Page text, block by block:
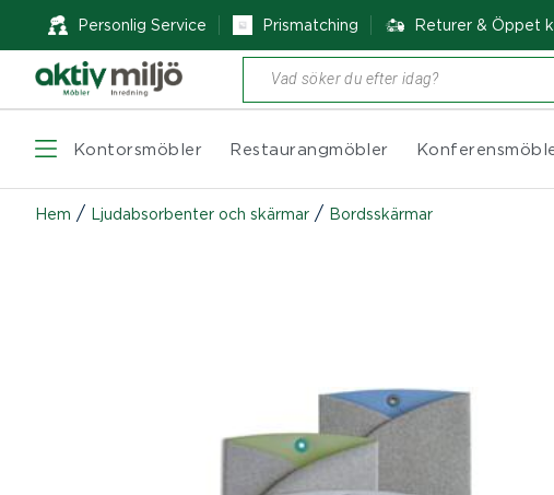
Personlig Service Prismatching Returer & Öppet
Produktsökning
Kontorsmöbler Restaurangmöbler
Hem / Ljudabsorbenter och skärmar / Bordsskärmar